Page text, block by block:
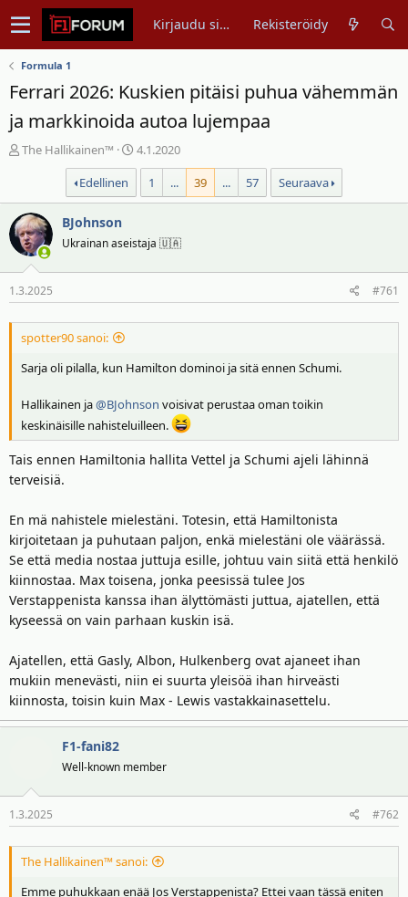
Kirjaudu sisään Rekisteröidy
Formula 1
Ferrari 2026: Kuskien pitäisi puhua vähemmän
ja markkinoida autoa lujempaa
V
s
t
i
k
e
t
n
a
o
i
t
t
a
a
The Hallikainen™
A
l
i
u
p
m
ä
r
ä
4.1.2020
Edellinen
1 ... 39 ... 57 Seuraava
BJohnson
Ukrainan aseistaja 🇺🇦
1.3.2025 #761
spotter90 sanoi:
Sarja oli pilalla, kun Hamilton dominoi ja sitä ennen Schumi.
Hallikainen ja@BJohnson voisivat perustaa oman toikin
keskinäisille nahisteluilleen.
Tais ennen Hamiltonia hallita Vettel ja Schumi ajeli lähinnä
terveisiä.
En mä nahistele mielestäni. Totesin, että Hamiltonista
kirjoitetaan ja puhutaan paljon, enkä mielestäni ole väärässä.
Se että media nostaa juttuja esille, johtuu vain siitä että henkilö
kiinnostaa. Max toisena, jonka peesissä tulee Jos
Verstappenista kanssa ihan älyttömästi juttua, ajatellen, että
kyseessä on vain parhaan kuskin isä.
Ajatellen, että Gasly, Albon, Hulkenberg ovat ajaneet ihan
mukiin menevästi, niin ei suurta yleisöä ihan hirveästi
kiinnosta, toisin kuin Max - Lewis vastakkainasettelu.
F1-fani82
Well-known member
1.3.2025 #762
The Hallikainen™ sanoi:
Emme puhukkaan enää Jos Verstappenista? Ettei vaan tässä eniten